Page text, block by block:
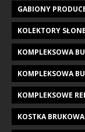
GABIONY
KOLEKTORY
KOMPLEKSOWA
KOMPLEKSOWA
KOMPLEKSOWE
KOSTKA